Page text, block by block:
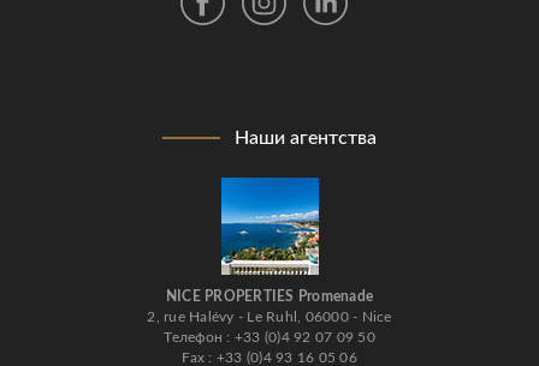
Наши агентства
NICE PROPERTIES Promenade
2, rue Halévy - Le Ruhl, 06000 - Nice
Телефон : +33 (0)4 92 07 09 50
Fax : +33 (0)4 93 16 05 06